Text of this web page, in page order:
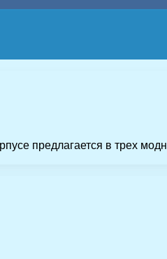
предлагается в трех